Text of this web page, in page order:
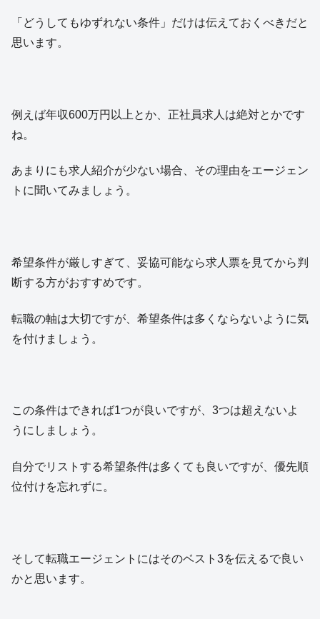
「どうしてもゆずれない条件」だけは伝えておくべきだと
思います。
例えば年収600万円以上とか、正社員求人は絶対とかです
ね。
あまりにも求人紹介が少ない場合、その理由をエージェン
トに聞いてみましょう。
希望条件が厳しすぎて、妥協可能なら求人票を見てから判
断する方がおすすめです。
転職の軸は大切ですが、希望条件は多くならないように気
を付けましょう。
この条件はできれば1つが良いですが、3つは超えないよ
うにしましょう。
自分でリストする希望条件は多くても良いですが、優先順
位付けを忘れずに。
そして転職エージェントにはそのベスト3を伝えるで良い
かと思います。